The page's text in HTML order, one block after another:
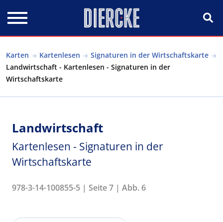
Karten Kartenlesen
Signaturen in der Wirtschaftskarte
Landwirtschaft - Kartenlesen - Signaturen in der
Wirtschaftskarte
Landwirtschaft
Kartenlesen - Signaturen in der
Wirtschaftskarte
978-3-14-100855-5 | Seite 7 | Abb. 6